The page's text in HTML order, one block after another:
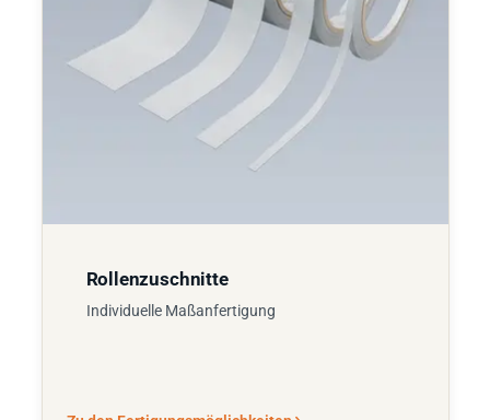
Rollenzuschnitte
Individuelle Maßanfertigung